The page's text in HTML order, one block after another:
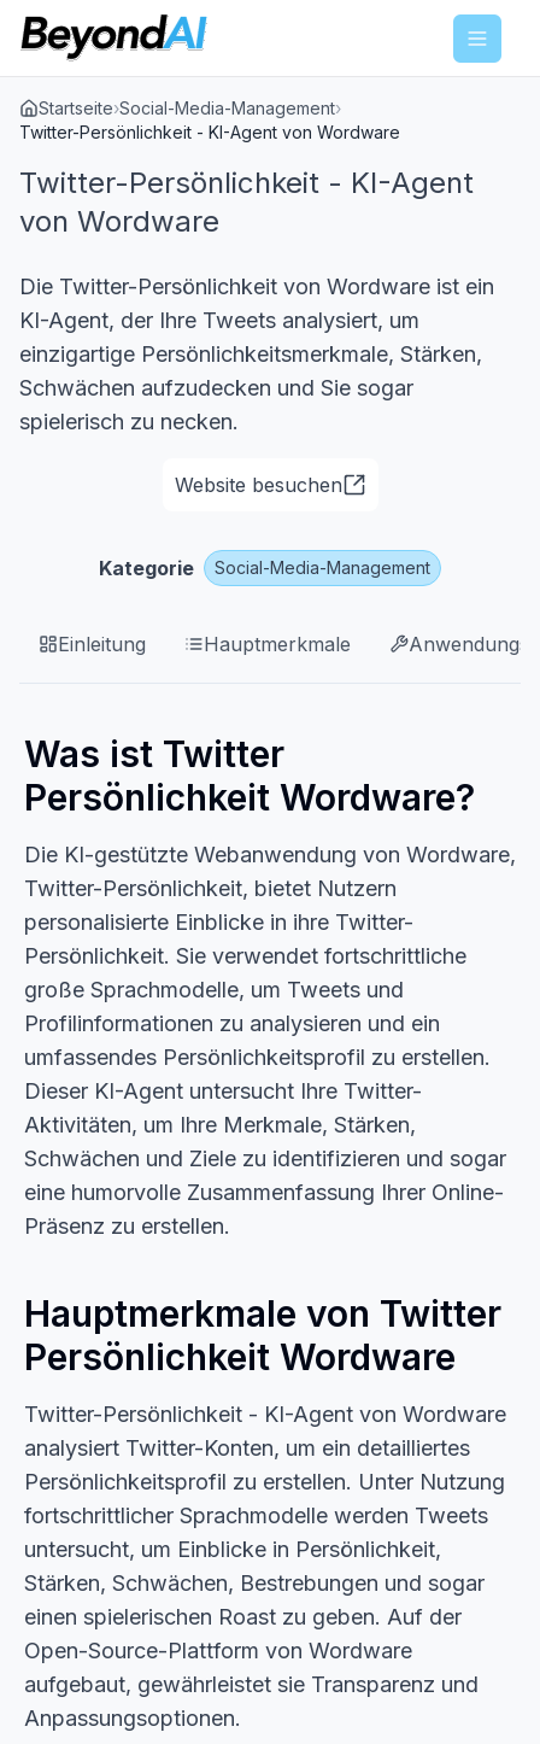
Menu
Startseite›Social-Media-Management›
Twitter-Persönlichkeit - KI-Agent von Wordware
Twitter-Persönlichkeit - KI-Agent
von Wordware
Die Twitter-Persönlichkeit von Wordware ist ein
KI-Agent, der Ihre Tweets analysiert, um
einzigartige Persönlichkeitsmerkmale, Stärken,
Schwächen aufzudecken und Sie sogar
spielerisch zu necken.
Website besuchen
Kategorie Social-Media-Management
Einleitung Hauptmerkmale
Was ist Twitter
Persönlichkeit Wordware?
Die KI-gestützte Webanwendung von Wordware,
Twitter-Persönlichkeit, bietet Nutzern
personalisierte Einblicke in ihre Twitter-
Persönlichkeit. Sie verwendet fortschrittliche
große Sprachmodelle, um Tweets und
Profilinformationen zu analysieren und ein
umfassendes Persönlichkeitsprofil zu erstellen.
Dieser KI-Agent untersucht Ihre Twitter-
Aktivitäten, um Ihre Merkmale, Stärken,
Schwächen und Ziele zu identifizieren und sogar
eine humorvolle Zusammenfassung Ihrer Online-
Präsenz zu erstellen.
Hauptmerkmale von Twitter
Persönlichkeit Wordware
Twitter-Persönlichkeit - KI-Agent von Wordware
analysiert Twitter-Konten, um ein detailliertes
Persönlichkeitsprofil zu erstellen. Unter Nutzung
fortschrittlicher Sprachmodelle werden Tweets
untersucht, um Einblicke in Persönlichkeit,
Stärken, Schwächen, Bestrebungen und sogar
einen spielerischen Roast zu geben. Auf der
Open-Source-Plattform von Wordware
aufgebaut, gewährleistet sie Transparenz und
Anpassungsoptionen.